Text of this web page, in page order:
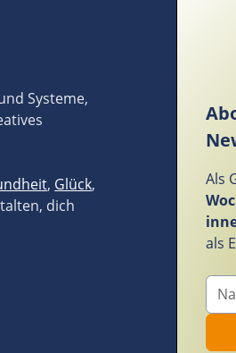
Systeme,
, Glück,
dich
Als
als